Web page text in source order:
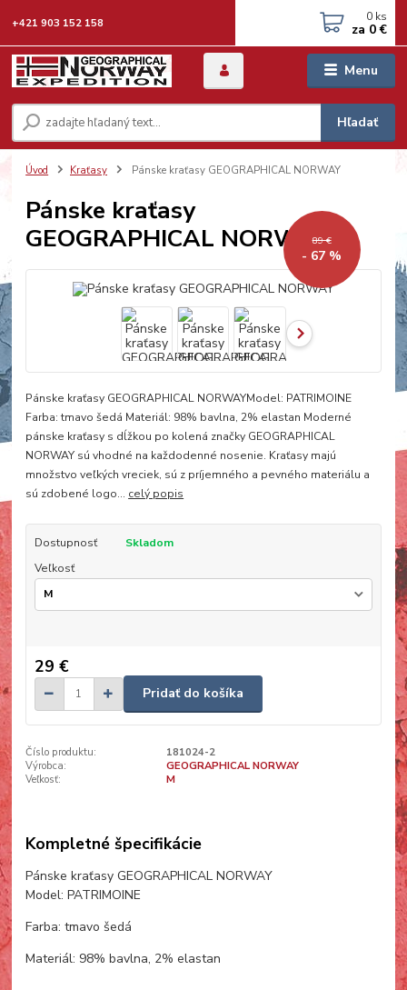
Menu
Hľadať
+421 903 152 158 0 ks
za 0 €
Úvod Kraťasy Pánske kraťasy GEOGRAPHICAL NORWAY
Pánske kraťasy
GEOGRAPHICAL NORWAY
89 €
- 67 %
Pánske kraťasy GEOGRAPHICAL NORWAYModel: PATRIMOINE
Farba: tmavo šedá Materiál: 98% bavlna, 2% elastan Moderné
pánske kraťasy s dĺžkou po kolená značky GEOGRAPHICAL
NORWAY sú vhodné na každodenné nosenie. Kraťasy majú
množstvo veľkých vreciek, sú z príjemného a pevného materiálu a
sú zdobené logo... celý popis
Dostupnosť
Skladom
Veľkosť
29 €
Pridať do košíka
Číslo produktu:
181024-2
Výrobca:
GEOGRAPHICAL NORWAY
Veľkosť:
M
Kompletné špecifikácie
Pánske kraťasy GEOGRAPHICAL NORWAY
Model: PATRIMOINE
Farba: tmavo šedá
Materiál: 98% bavlna, 2% elastan